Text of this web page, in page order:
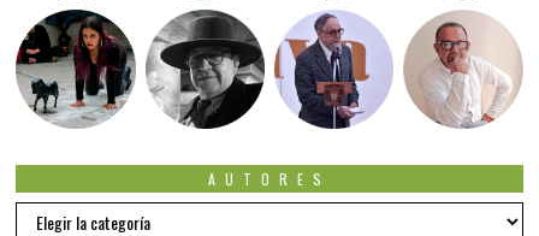
AUTORES
Autores